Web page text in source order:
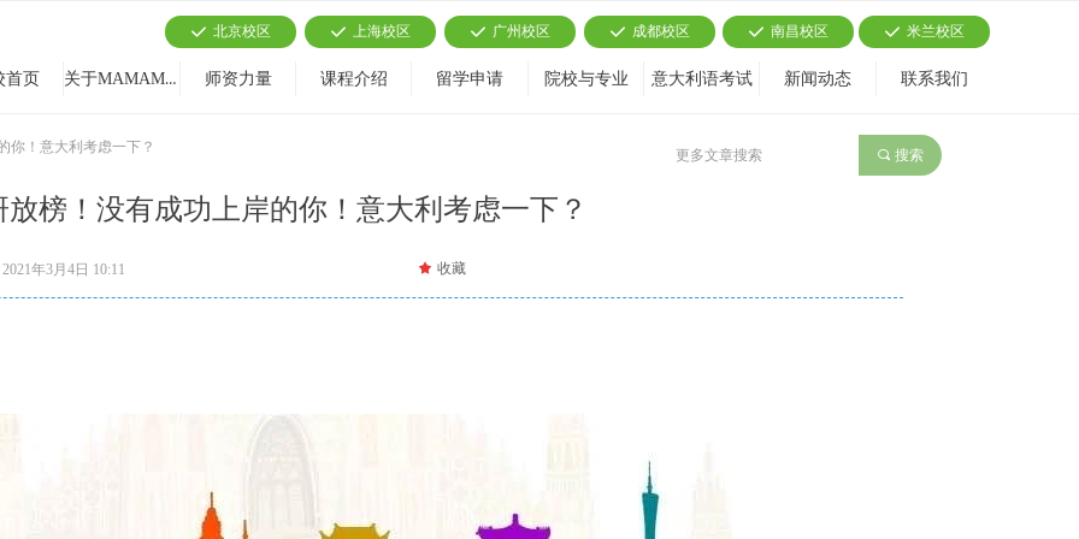
首页 关于MAMAMIA 师资力量 课程介绍 留学申请 院校与专业 意大利语考试 新闻动态 联系我们
끳 广州校区
끳 北京校区 끳 上海校区 끳 成都校区 끳 南昌校区 끳 米兰校区
放榜！没有成功上岸的你！意大利考虑一下？
你！意大利考虑一下？
2021年3月4日 10:11 끄 收藏
끠 搜索